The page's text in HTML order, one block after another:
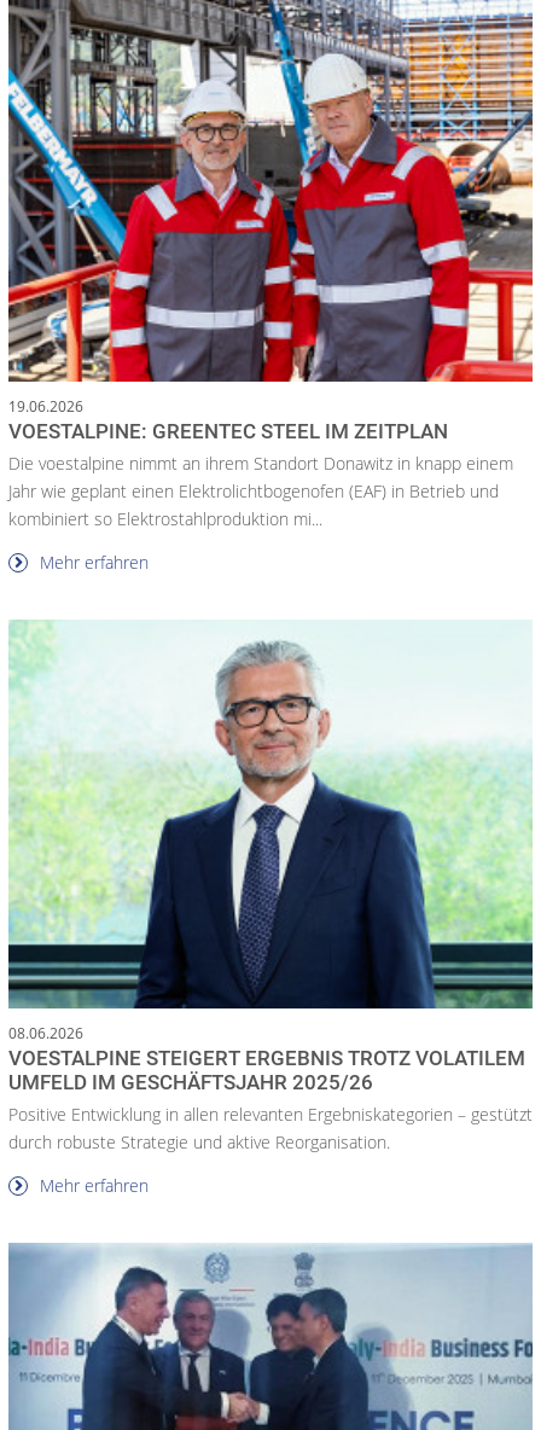
19.06.2026
VOESTALPINE: GREENTEC STEEL IM ZEITPLAN
Die voestalpine nimmt an ihrem Standort Donawitz in knapp einem
Jahr wie geplant einen Elektrolichtbogenofen (EAF) in Betrieb und
kombiniert so Elektrostahlproduktion mi...
Mehr erfahren
08.06.2026
VOESTALPINE STEIGERT ERGEBNIS TROTZ VOLATILEM
UMFELD IM GESCHÄFTSJAHR 2025/26
Positive Entwicklung in allen relevanten Ergebniskategorien – gestützt
durch robuste Strategie und aktive Reorganisation.
Mehr erfahren